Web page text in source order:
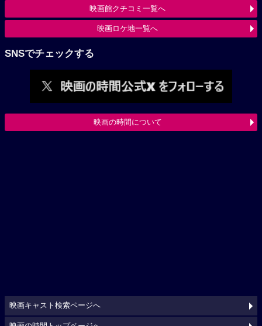
映画館クチコミ一覧へ
映画ロケ地一覧へ
SNSでチェックする
映画の時間について
映画キャスト検索ページへ